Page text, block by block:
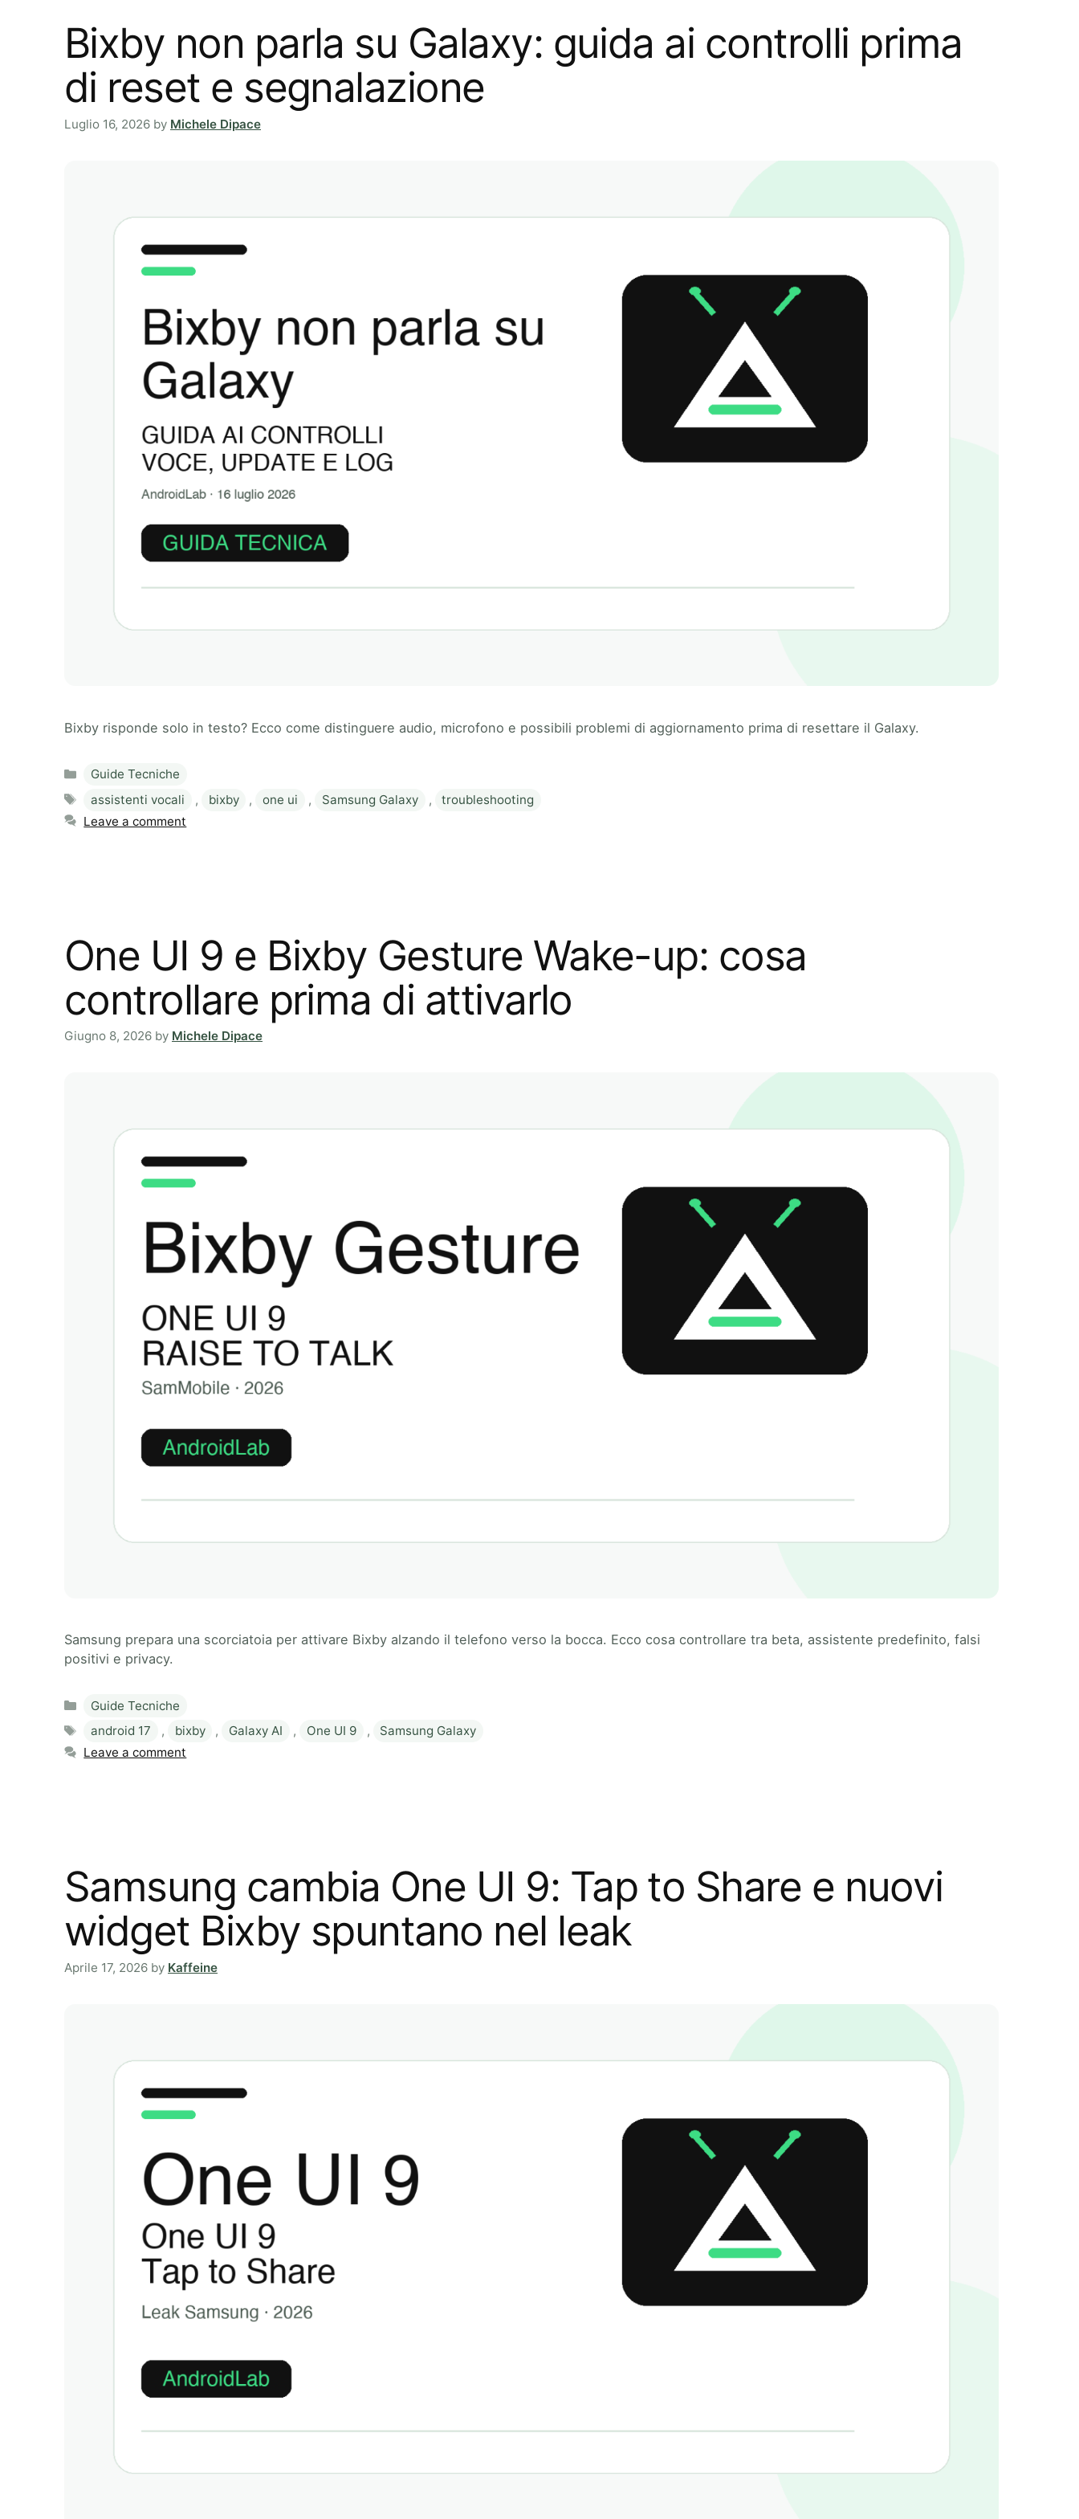
Bixby non parla su Galaxy: guida ai controlli prima
di reset e segnalazione
Luglio 16, 2026 by Michele Dipace
Bixby risponde solo in testo? Ecco come distinguere audio, microfono e possibili problemi di aggiornamento prima di resettare il Galaxy.
Categories
Guide Tecniche
Tags
assistenti vocali , bixby , one ui , Samsung Galaxy ,
troubleshooting
Leave a comment
One UI 9 e Bixby Gesture Wake-up: cosa
controllare prima di attivarlo
Giugno 8, 2026 by Michele Dipace
Samsung prepara una scorciatoia per attivare Bixby alzando il telefono verso la bocca. Ecco cosa controllare tra beta, assistente predefinito, falsi
positivi e privacy.
Categories
Guide Tecniche
Tags
android 17 , bixby , Galaxy AI , One UI 9 ,
Samsung Galaxy
Leave a comment
Samsung cambia One UI 9: Tap to Share e nuovi
widget Bixby spuntano nel leak
Aprile 17, 2026 by Kaffeine